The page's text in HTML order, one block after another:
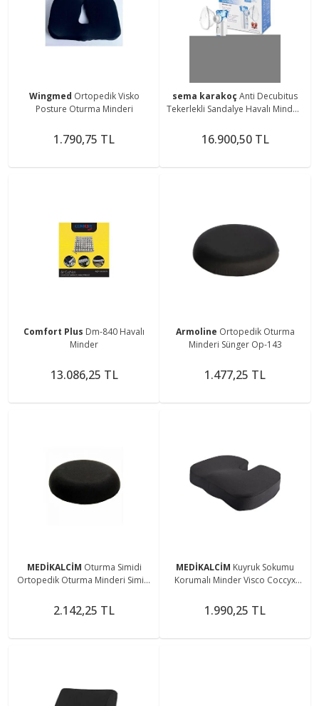
Wingmed Ortopedik Visko
Posture Oturma Minderi
1.790,75 TL
sema karakoç Anti Decubitus
Tekerlekli Sandalye Havalı Minderi
16.900,50 TL
Comfort Plus Dm-840 Havalı
Minder
13.086,25 TL
Armoline Ortopedik Oturma
Minderi Sünger Op-143
1.477,25 TL
MEDİKALCİM Oturma Simidi
Ortopedik Oturma Minderi Simidi
2.142,25 TL
MEDİKALCİM Kuyruk Sokumu
Korumalı Minder Visco Coccyx
1.990,25 TL